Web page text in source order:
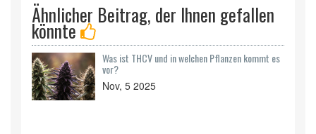
Ähnlicher Beitrag, der Ihnen gefallen
könnte
Was ist THCV und in welchen Pflanzen kommt es
vor?
Nov, 5 2025